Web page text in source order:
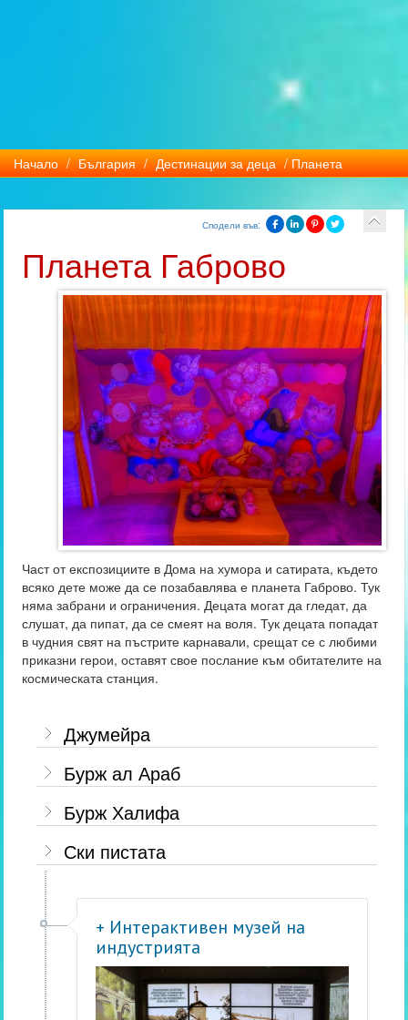
Начало / България / Дестинации за деца / Планета
Сподели във:
Планета Габрово
Част от експозициите в Дома на хумора и сатирата, където
всяко дете може да се позабавлява е планета Габрово. Тук
няма забрани и ограничения. Децата могат да гледат, да
слушат, да пипат, да се смеят на воля. Тук децата попадат
в чудния свят на пъстрите карнавали, срещат се с любими
приказни герои, оставят свое послание към обитателите на
космическата станция.
Джумейра
Бурж ал Араб
Бурж Халифа
Ски пистата
+ Интерактивен музей на
индустрията